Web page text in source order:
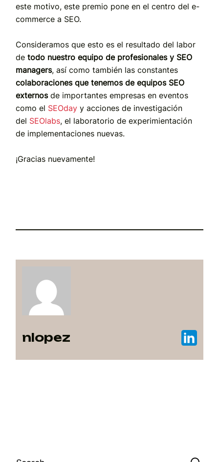
este motivo, este premio pone en el centro del e-
commerce a SEO.
Consideramos que esto es el resultado del labor
de todo nuestro equipo de profesionales y SEO
managers, así como también las constantes
colaboraciones que tenemos de equipos SEO
externosde importantes empresas en eventos
como el SEOday y acciones de investigación
del SEOlabs, el laboratorio de experimientación
de implementaciones nuevas.
¡Gracias nuevamente!
nlopez